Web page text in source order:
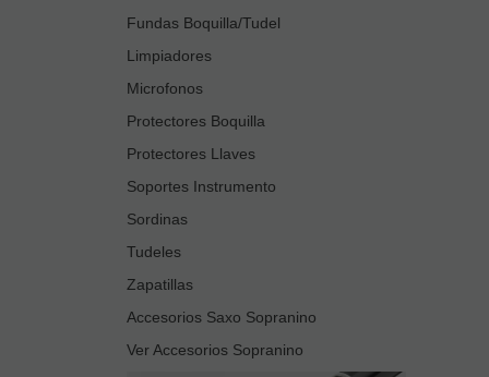
Fundas Boquilla/Tudel
Limpiadores
Microfonos
Protectores Boquilla
Protectores Llaves
Soportes Instrumento
Sordinas
Tudeles
Zapatillas
Accesorios Saxo Sopranino
Ver Accesorios Sopranino